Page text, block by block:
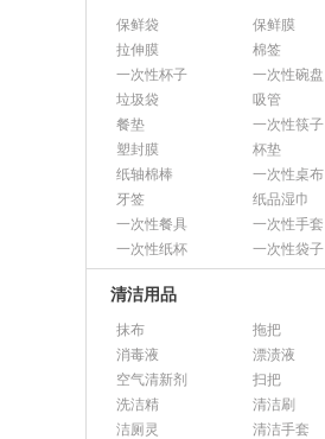
保鲜袋
保鲜膜
拉伸膜
棉签
一次性杯子
一次性碗盘
垃圾袋
吸管
餐垫
一次性筷子
塑封膜
杯垫
纸轴棉棒
一次性桌布
牙签
纸品湿巾
一次性餐具
一次性手套
一次性纸杯
一次性袋子
清洁用品
抹布
拖把
消毒液
漂渍液
空气清新剂
扫把
洗洁精
清洁刷
洁厕灵
清洁手套